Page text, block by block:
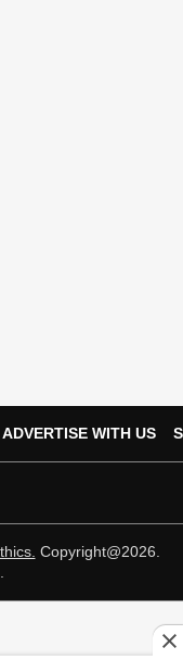
ADVERTISE WITH US
Copyright@2026.